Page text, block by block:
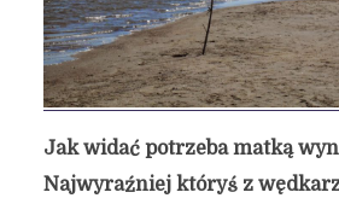
Jak widać potrzeba matką
Najwyraźniej któryś z